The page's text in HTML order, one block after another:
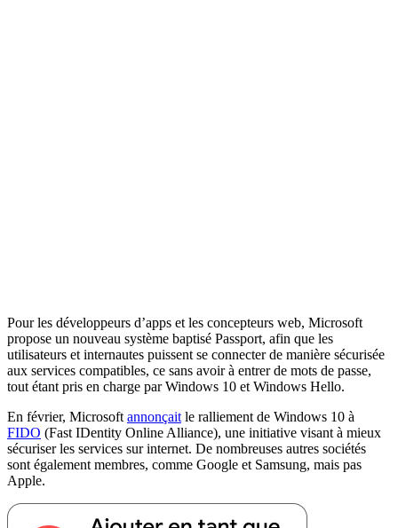
Pour les développeurs d’apps et les concepteurs web, Microsoft
propose un nouveau système baptisé Passport, afin que les
utilisateurs et internautes puissent se connecter de manière sécurisée
aux services compatibles, ce sans avoir à entrer de mots de passe,
tout étant pris en charge par Windows 10 et Windows Hello.
En février, Microsoft annonçait le ralliement de Windows 10 à
FIDO (Fast IDentity Online Alliance), une initiative visant à mieux
sécuriser les services sur internet. De nombreuses autres sociétés
sont également membres, comme Google et Samsung, mais pas
Apple.